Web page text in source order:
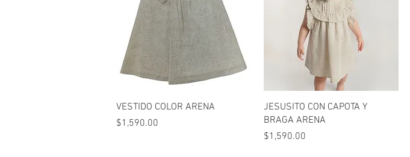
Vista rápida
VESTIDO COLOR ARENA
Precio
$1,590.00
Vista rápida
JESUSITO CON CAPOTA Y
BRAGA ARENA
Precio
$1,590.00